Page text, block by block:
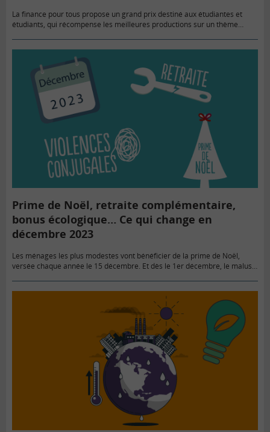
La finance pour tous propose un grand prix destiné aux étudiantes et
étudiants, qui récompense les meilleures productions sur un thème
Prime de Noël, retraite complémentaire,
bonus écologique… Ce qui change en
décembre 2023
Les ménages les plus modestes vont bénéficier de la prime de Noël,
versée chaque année le 15 décembre. Et dès le 1er décembre, le malus